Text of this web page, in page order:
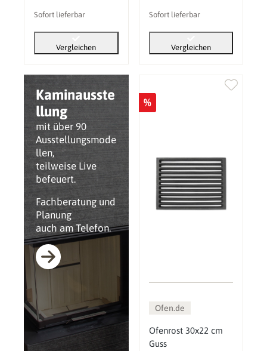
Kaminausste
llung
mit über 90
Ausstellungsmode
llen,
teilweise Live
befeuert.
Fachberatung und
Planung
auch am Telefon.
Sofort lieferbar
Vergleichen
Sofort lieferbar
Vergleichen
%
Ofen.de
Ofenrost 30x22 cm
Guss